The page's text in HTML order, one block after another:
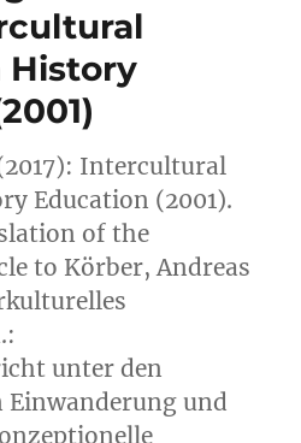
History
Intercultural
Education (2001).
of the
to Körber, Andreas
unter den
Einwanderung und